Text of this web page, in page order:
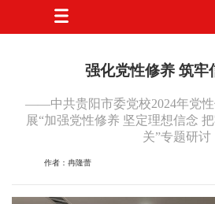
强化党性修养 筑牢
——中共贵阳市委党校2024年党
展“加强党性修养 坚定理想信念
关”专题研讨
作者：冉隆蕾